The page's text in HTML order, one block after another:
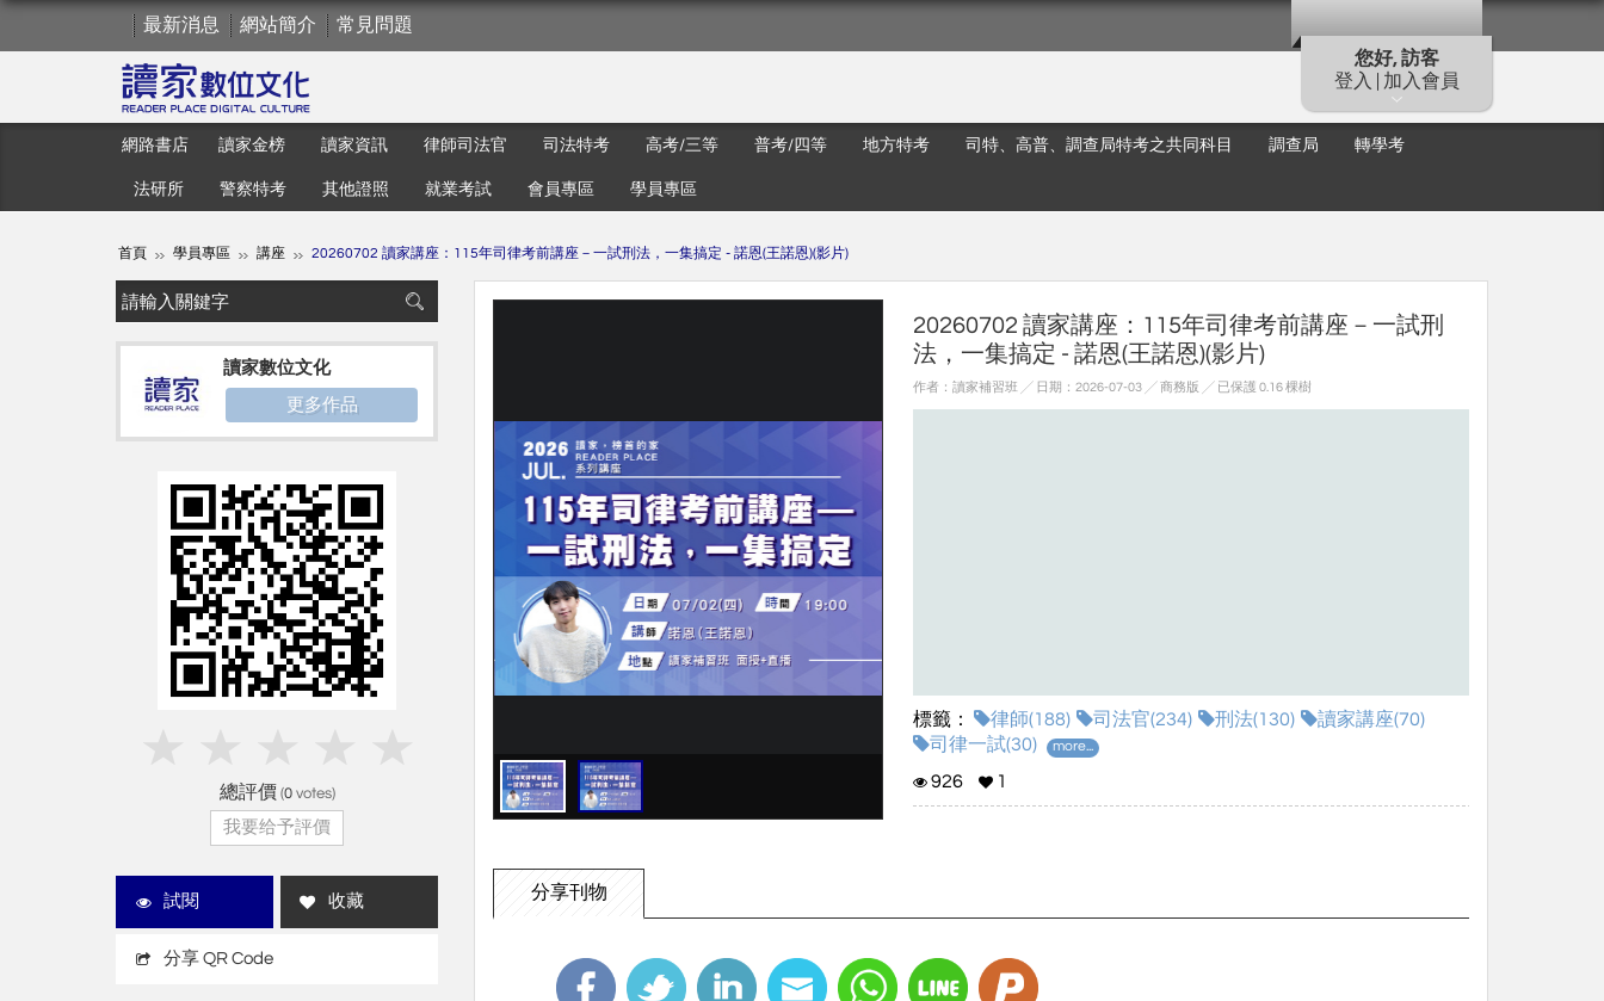
您好, 訪客
登入 | 加入會員
最新消息 網站簡介 常見問題
網路書店 讀家金榜 讀家資訊 律師司法官 司法特考 高考/三等 普考/四等 地方特考 司特、高普、調查局特考之共同科目 調查局 轉學考
法研所 警察特考 其他證照 就業考試 會員專區 學員專區
首頁 學員專區 講座 20260702 讀家講座：115年司律考前講座－一試刑法，一集搞定 - 諾恩(王諾恩)(影片)
20260702 讀家講座：115年司律考前講座－一試刑
法，一集搞定 - 諾恩(王諾恩)(影片)
作者：讀家補習班 ╱ 日期：2026-07-03 ╱ 商務版 ╱ 已保護 0.16 棵樹
標籤： 律師(188) 司法官(234) 刑法(130)
讀家講座(70)
司律一試(30)
more...
926 1
分享刊物
讀家數位文化
更多作品
總評價 (0votes)
我要给予評價
試閱 收藏
分享 QR Code